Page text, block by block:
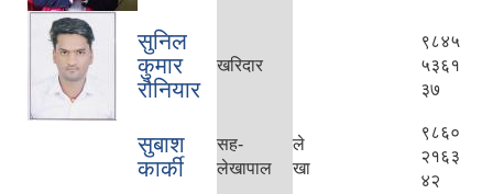
सुनिल
कुमार
रौनियार
खरिदार
९८४५
५३६१
३७
सुबाश
कार्की
सह-
लेखापाल
ले
खा
९८६०
२१६३
४२